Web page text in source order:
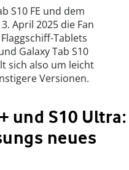
S10 FE und dem
April 2025 die Fan
Tablets
Galaxy Tab S10
sich also um leicht
Versionen.
und S10 Ultra:
neues